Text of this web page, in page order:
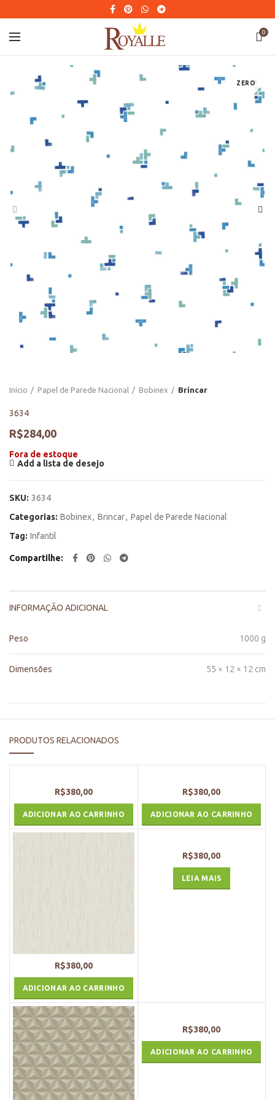
0
ZERO
Início Papel de Parede Nacional Bobinex Brincar
3634
R$284,00
Fora de estoque
Add a lista de desejo
SKU: 3634
Categorias: Bobinex, Brincar, Papel de Parede Nacional
Tag: Infantil
Compartilhe
INFORMAÇÃO ADICIONAL
Peso 1000 g
Dimensões 55 × 12 × 12 cm
PRODUTOS RELACIONADOS
R$380,00
ADICIONAR AO CARRINHO
R$380,00
ADICIONAR AO CARRINHO
R$380,00
ADICIONAR AO CARRINHO
R$380,00
LEIA MAIS
R$380,00
ADICIONAR AO CARRINHO